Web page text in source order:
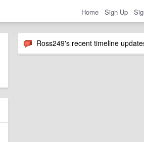
Home Sign Up
Ross249's recent timeline